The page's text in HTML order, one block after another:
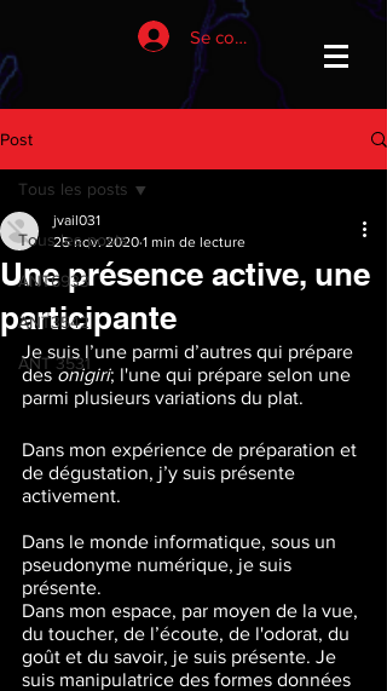
Se connecter
Post
Tous les posts
ANT6933
ANT3542
ANT 3531
Tous les posts
Une présence active, une
participante
jvail031
25 nov. 2020 1 min de lecture
Je suis l’une parmi d’autres qui prépare
des onigiri; l'une qui prépare selon une
parmi plusieurs variations du plat.
Dans mon expérience de préparation et
de dégustation, j’y suis présente
activement.
Dans le monde informatique, sous un
pseudonyme numérique, je suis
présente.
Dans mon espace, par moyen de la vue,
du toucher, de l’écoute, de l'odorat, du
goût et du savoir, je suis présente. Je
suis manipulatrice des formes données